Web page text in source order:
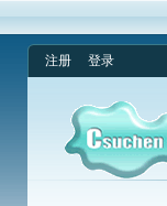
注册 登录